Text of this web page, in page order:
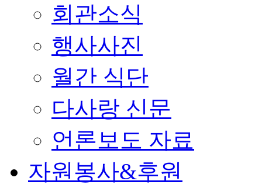
회관소식
행사사진
월간 식단
다사랑 신문
언론보도 자료
자원봉사&후원